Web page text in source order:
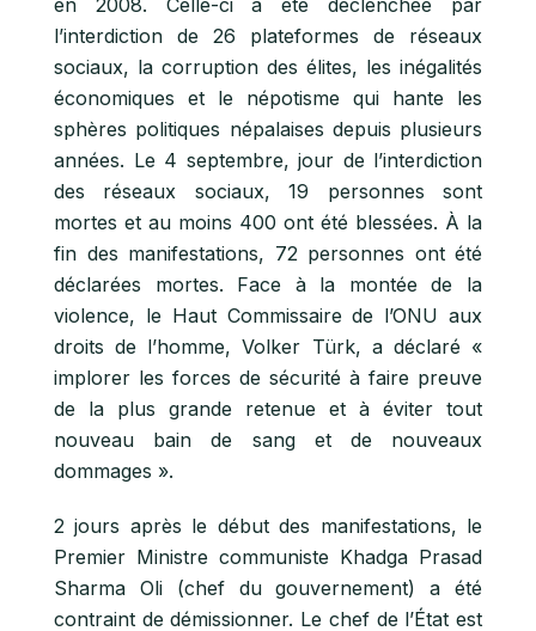
en 2008. Celle-ci a été déclenchée par
l’interdiction de 26 plateformes de réseaux
sociaux, la corruption des élites, les inégalités
économiques et le népotisme qui hante les
sphères politiques népalaises depuis plusieurs
années. Le 4 septembre, jour de l’interdiction
des réseaux sociaux, 19 personnes sont
mortes et au moins 400 ont été blessées. À la
fin des manifestations, 72 personnes ont été
déclarées mortes. Face à la montée de la
violence, le Haut Commissaire de l’ONU aux
droits de l’homme, Volker Türk, a déclaré «
implorer les forces de sécurité à faire preuve
de la plus grande retenue et à éviter tout
nouveau bain de sang et de nouveaux
dommages ».
2 jours après le début des manifestations, le
Premier Ministre communiste Khadga Prasad
Sharma Oli (chef du gouvernement) a été
contraint de démissionner. Le chef de l’État est